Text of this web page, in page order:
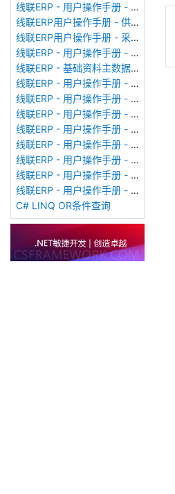
线联ERP - 用户操作手册 - 付款申请单
线联ERP用户操作手册 - 供应商价格表
线联ERP用户操作手册 - 采购订单
线联ERP - 用户操作手册 - 成本核算表
线联ERP - 基础资料主数据库列表
线联ERP - 用户操作手册 - 委外备料冲销单
线联ERP - 用户操作手册 - 委外加工单
线联ERP - 用户操作手册 - 生产备料单
线联ERP - 用户操作手册 - MRP计划统筹
线联ERP - 用户操作手册 - 报价单（Quotation Order）
线联ERP - 用户操作手册 - 形式发票（Proforma Invoice）
线联ERP - 用户操作手册 - 销售订单（Sales Order）
线联ERP - 用户操作手册 - 客户费用登记表
C# LINQ OR条件查询